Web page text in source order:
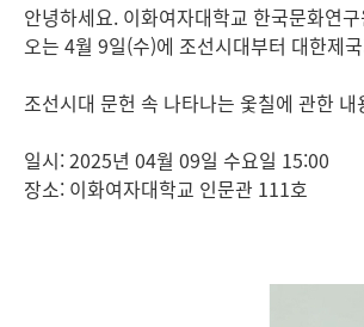
안녕하세요. 이화여자대학교 한국문화연
오는 4월 9일(수)에 조선시대부터 대한제
조선시대 문헌 속 나타나는 옻칠에 관한
일시: 2025년 04월 09일 수요일 15:00
장소: 이화여자대학교 인문관 111호